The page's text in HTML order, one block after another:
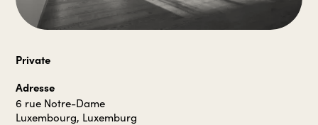
Private
Adresse
6 rue Notre-Dame
Luxembourg, Luxemburg